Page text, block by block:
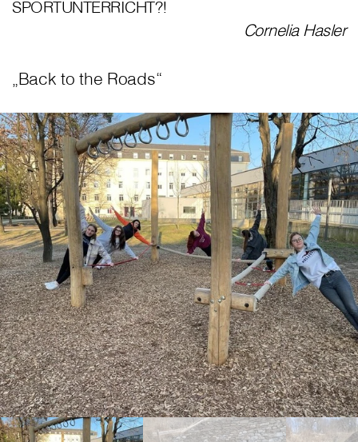
SPORTUNTERRICHT?!
Cornelia Hasler
„Back to the Roads“